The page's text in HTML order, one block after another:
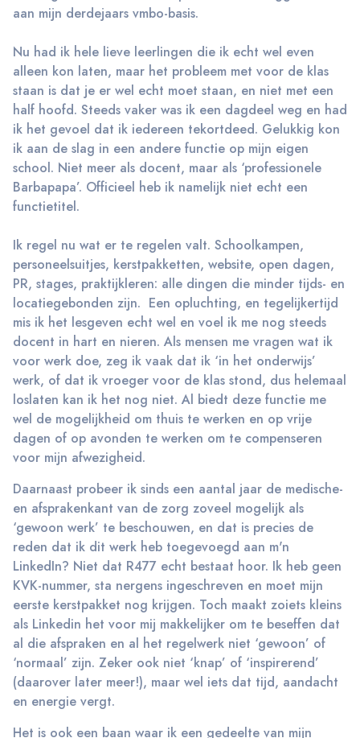
aan mijn derdejaars vmbo-basis.
Nu had ik hele lieve leerlingen die ik echt wel even
alleen kon laten, maar het probleem met voor de klas
staan is dat je er wel echt moet staan, en niet met een
half hoofd. Steeds vaker was ik een dagdeel weg en had
ik het gevoel dat ik iedereen tekortdeed. Gelukkig kon
ik aan de slag in een andere functie op mijn eigen
school. Niet meer als docent, maar als ‘professionele
Barbapapa’. Officieel heb ik namelijk niet echt een
functietitel.
Ik regel nu wat er te regelen valt. Schoolkampen,
personeelsuitjes, kerstpakketten, website, open dagen,
PR, stages, praktijkleren: alle dingen die minder tijds- en
locatiegebonden zijn. Een opluchting, en tegelijkertijd
mis ik het lesgeven echt wel en voel ik me nog steeds
docent in hart en nieren. Als mensen me vragen wat ik
voor werk doe, zeg ik vaak dat ik ‘in het onderwijs’
werk, of dat ik vroeger voor de klas stond, dus helemaal
loslaten kan ik het nog niet. Al biedt deze functie me
wel de mogelijkheid om thuis te werken en op vrije
dagen of op avonden te werken om te compenseren
voor mijn afwezigheid.
Daarnaast probeer ik sinds een aantal jaar de medische-
en afsprakenkant van de zorg zoveel mogelijk als
‘gewoon werk’ te beschouwen, en dat is precies de
reden dat ik dit werk heb toegevoegd aan m'n
LinkedIn? Niet dat R477 echt bestaat hoor. Ik heb geen
KVK-nummer, sta nergens ingeschreven en moet mijn
eerste kerstpakket nog krijgen. Toch maakt zoiets kleins
als Linkedin het voor mij makkelijker om te beseffen dat
al die afspraken en al het regelwerk niet ‘gewoon’ of
‘normaal’ zijn. Zeker ook niet ‘knap’ of ‘inspirerend’
(daarover later meer!), maar wel iets dat tijd, aandacht
en energie vergt.
Het is ook een baan waar ik een gedeelte van mijn